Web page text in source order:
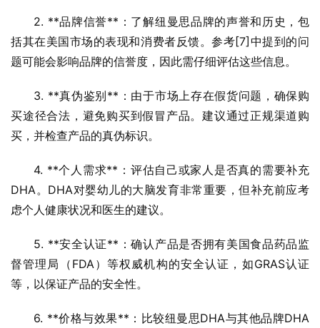
2. **品牌信誉**：了解纽曼思品牌的声誉和历史，包
括其在美国市场的表现和消费者反馈。参考[7]中提到的问
题可能会影响品牌的信誉度，因此需仔细评估这些信息。
3. **真伪鉴别**：由于市场上存在假货问题，确保购
买途径合法，避免购买到假冒产品。建议通过正规渠道购
买，并检查产品的真伪标识。
4. **个人需求**：评估自己或家人是否真的需要补充
DHA。DHA对婴幼儿的大脑发育非常重要，但补充前应考
虑个人健康状况和医生的建议。
5. **安全认证**：确认产品是否拥有美国食品药品监
督管理局（FDA）等权威机构的安全认证，如GRAS认证
等，以保证产品的安全性。
6. **价格与效果**：比较纽曼思DHA与其他品牌DHA